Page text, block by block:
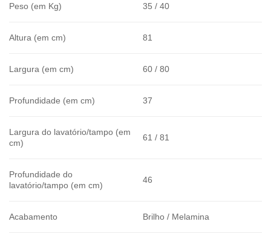
Peso (em Kg) 35 / 40
Altura (em cm) 81
Largura (em cm) 60 / 80
Profundidade (em cm) 37
Largura do lavatório/tampo (em
cm)
61 / 81
Profundidade do
lavatório/tampo (em cm)
46
Acabamento Brilho / Melamina